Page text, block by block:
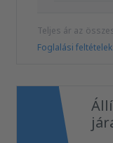
Teljes ár az
Foglalási feltételek